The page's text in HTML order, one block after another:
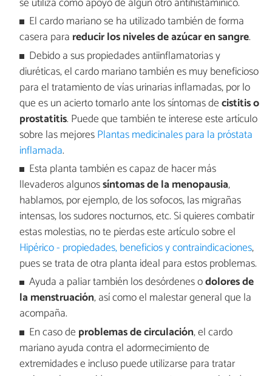
El cardo mariano se ha utilizado también de forma
casera para reducir los niveles de azúcar en sangre.
Debido a sus propiedades antiinflamatorias y
diuréticas, el cardo mariano también es muy beneficioso
para el tratamiento de vías urinarias inflamadas, por lo
que es un acierto tomarlo ante los síntomas decistitis o
prostatitis. Puede que también te interese este artículo
sobre las mejoresPlantas medicinales para la próstata
inflamada.
Esta planta también es capaz de hacer más
llevaderos algunossíntomas de la menopausia,
hablamos, por ejemplo, de los sofocos, las migrañas
intensas, los sudores nocturnos, etc. Si quieres combatir
estas molestias, no te pierdas este artículo sobre el
Hipérico - propiedades, beneficios y contraindicaciones,
pues se trata de otra planta ideal para estos problemas.
Ayuda a paliar también los desórdenes odolores de
la menstruación, así como el malestar general que la
acompaña.
En caso de problemas de circulación, el cardo
mariano ayuda contra el adormecimiento de
extremidades e incluso puede utilizarse para tratar